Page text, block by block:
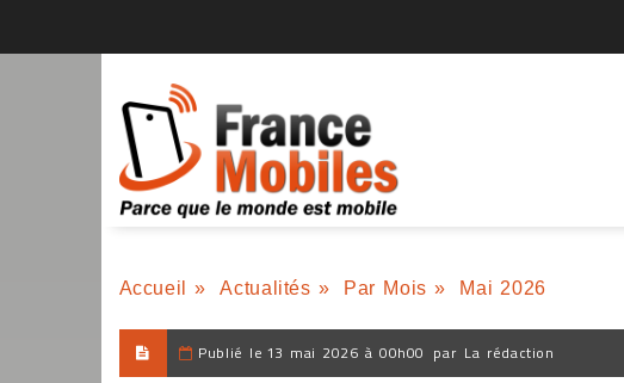
Accueil » Actualités » Par Mois » Mai 2026
Publié le 13 mai 2026 à 00h00 par La rédaction